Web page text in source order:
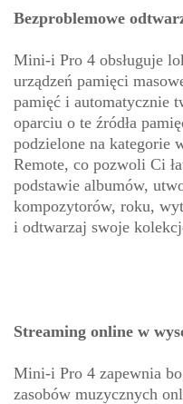
Bezproblemowe
Mini-i Pro 4 obsługuje
urządzeń pamięci
pamięć i automatycznie
oparciu o te źródła
podzielone na kategorie
Remote, co pozwoli Ci
podstawie albumów,
kompozytorów, roku,
i odtwarzaj swoje
Streaming online w
Mini-i Pro 4 zapewnia
zasobów muzycznych